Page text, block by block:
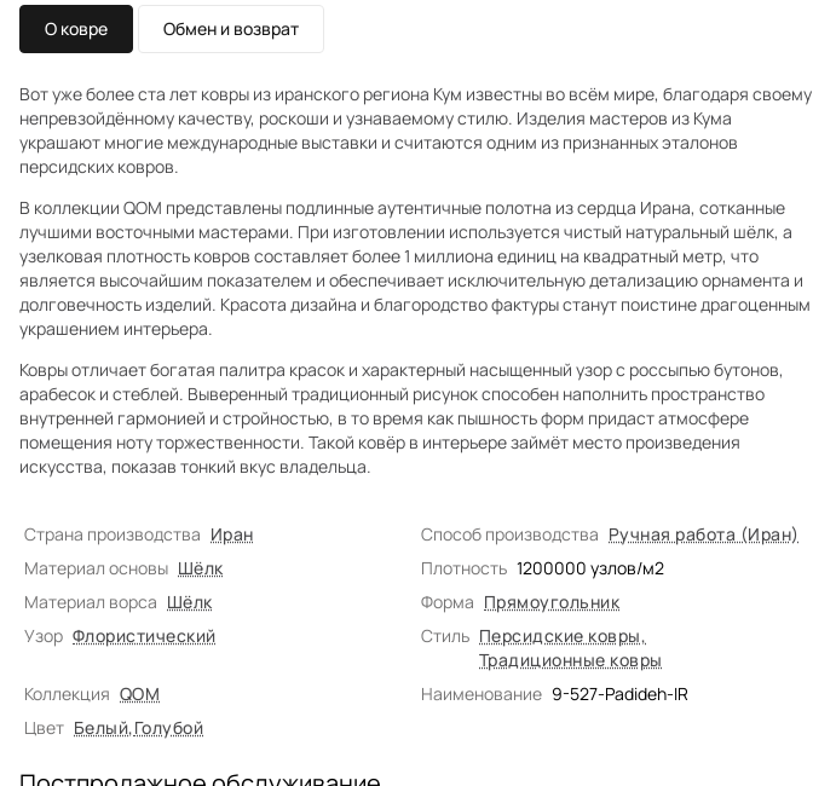
О ковре Обмен и возврат
Вот уже более ста лет ковры из иранского региона Кум известны во всём мире, благодаря своему
непревзойдённому качеству, роскоши и узнаваемому стилю. Изделия мастеров из Кума
украшают многие международные выставки и считаются одним из признанных эталонов
персидских ковров.
В коллекции QOM представлены подлинные аутентичные полотна из сердца Ирана, сотканные
лучшими восточными мастерами. При изготовлении используется чистый натуральный шёлк, а
узелковая плотность ковров составляет более 1 миллиона единиц на квадратный метр, что
является высочайшим показателем и обеспечивает исключительную детализацию орнамента и
долговечность изделий. Красота дизайна и благородство фактуры станут поистине драгоценным
украшением интерьера.
Ковры отличает богатая палитра красок и характерный насыщенный узор с россыпью бутонов,
арабесок и стеблей. Выверенный традиционный рисунок способен наполнить пространство
внутренней гармонией и стройностью, в то время как пышность форм придаст атмосфере
помещения ноту торжественности. Такой ковёр в интерьере займёт место произведения
искусства, показав тонкий вкус владельца.
Страна производства Иран Способ производства Ручная работа (Иран)
Материал основы Шёлк Плотность 1200000 узлов/м2
Материал ворса Шёлк Форма Прямоугольник
Узор Флористический Стиль Персидские ковры,
Традиционные ковры
Коллекция QOM Наименование 9-527-Padideh-IR
Цвет Белый,Голубой